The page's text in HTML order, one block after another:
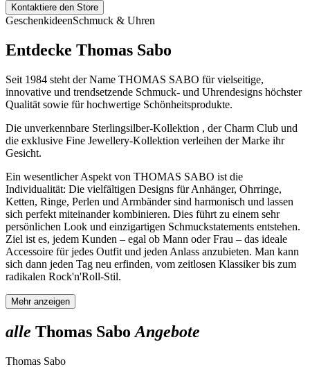
Kontaktiere den Store
GeschenkideenSchmuck & Uhren
Entdecke Thomas Sabo
Seit 1984 steht der Name THOMAS SABO für vielseitige,
innovative und trendsetzende Schmuck- und Uhrendesigns höchster
Qualität sowie für hochwertige Schönheitsprodukte.
Die unverkennbare Sterlingsilber-Kollektion , der Charm Club und
die exklusive Fine Jewellery-Kollektion verleihen der Marke ihr
Gesicht.
Ein wesentlicher Aspekt von THOMAS SABO ist die
Individualität: Die vielfältigen Designs für Anhänger, Ohrringe,
Ketten, Ringe, Perlen und Armbänder sind harmonisch und lassen
sich perfekt miteinander kombinieren. Dies führt zu einem sehr
persönlichen Look und einzigartigen Schmuckstatements entstehen.
Ziel ist es, jedem Kunden – egal ob Mann oder Frau – das ideale
Accessoire für jedes Outfit und jeden Anlass anzubieten. Man kann
sich dann jeden Tag neu erfinden, vom zeitlosen Klassiker bis zum
radikalen Rock'n'Roll-Stil.
Mehr anzeigen
alle Thomas Sabo Angebote
Thomas Sabo